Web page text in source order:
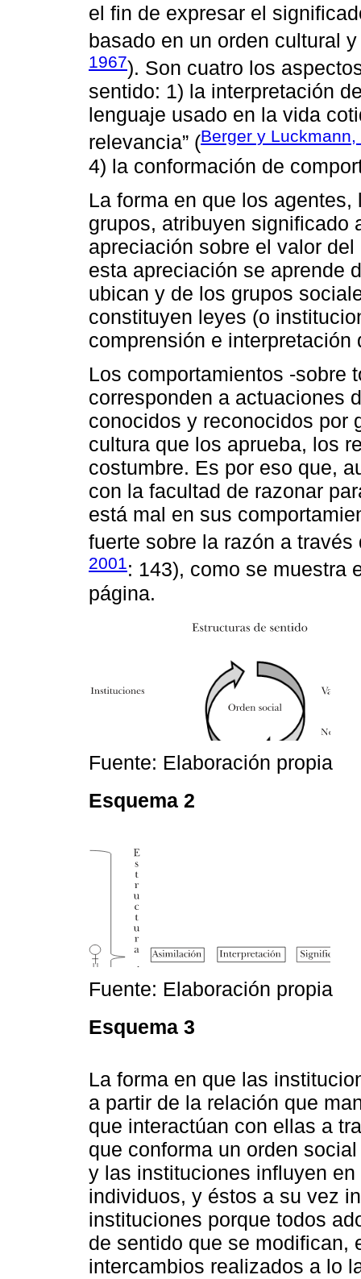
el fin de expresar el
basado en un orden cultural
1967). Son cuatro los
sentido: 1) la interpretación
lenguaje usado en la vida
relevancia” (Berger y Luckmann,
4) la conformación de
La forma en que los
grupos, atribuyen significado
apreciación sobre el valor
esta apreciación se aprende
ubican y de los grupos
constituyen leyes (o
comprensión e interpretación
Los comportamientos -sobre
corresponden a actuaciones
conocidos y reconocidos por
cultura que los aprueba, los
costumbre. Es por eso que,
con la facultad de razonar
está mal en sus
fuerte sobre la razón a
2001: 143), como se muestra
página.
Fuente: Elaboración propia
Esquema 2
Fuente: Elaboración propia
Esquema 3
La forma en que las
a partir de la relación que
que interactúan con ellas a
que conforma un orden
y las instituciones influyen
individuos, y éstos a su vez
instituciones porque todos
de sentido que se modifican,
intercambios realizados a lo